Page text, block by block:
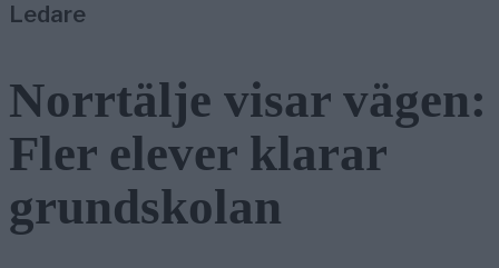
Ledare
Norrtälje visar vägen:
Fler elever klarar
grundskolan